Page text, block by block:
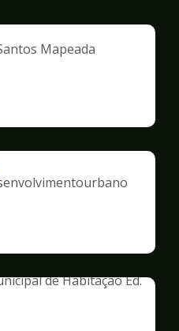
Ilustração
Desenvolvimento
Urbano